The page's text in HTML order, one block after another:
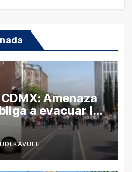
Amenaza
a evacuar los
Poder Judicial
Niños Héroes